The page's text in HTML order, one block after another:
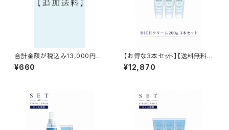
合計金額が税込み13,000円以
下の商品を沖縄へお届けをご希
望のお客様へ
¥660
【お得な3本セット】【送料無料
（沖縄除く】AFTER SURF CRE
AM 【RICH】200g
¥12,870